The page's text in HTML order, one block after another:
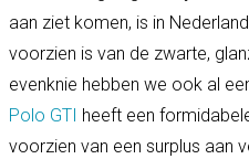
aan ziet komen, is in
voorzien is van de zwarte,
evenknie hebben we ook al
Polo GTI heeft een
voorzien van een surplus aan